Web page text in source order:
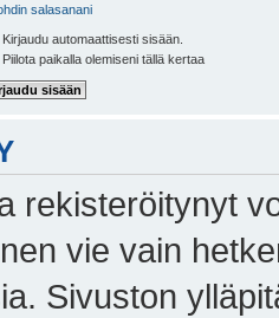
salasanani
Kirjaudu automaattisesti sisään.
Piilota paikalla olemiseni tällä kertaa
rekisteröitynyt
vie vain
Sivuston